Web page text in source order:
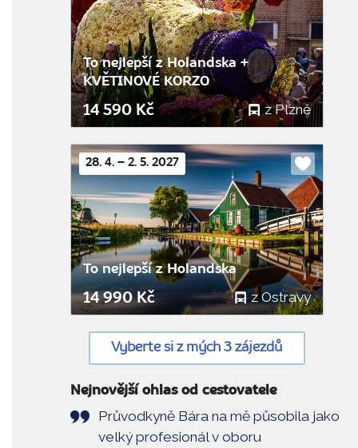
oblíbených
To nejlepší z Holandska +
KVĚTINOVÉ KORZO
14 590 Kč z Plzně
28. 4. – 2. 5. 2027
Do
oblíbených
To nejlepší z Holandska
14 990 Kč z Ostravy
Vyberte si z mých 3 zájezdů
Nejnovější ohlas od cestovatele
Průvodkyně Bára na mě působila jako
velký profesionál v oboru